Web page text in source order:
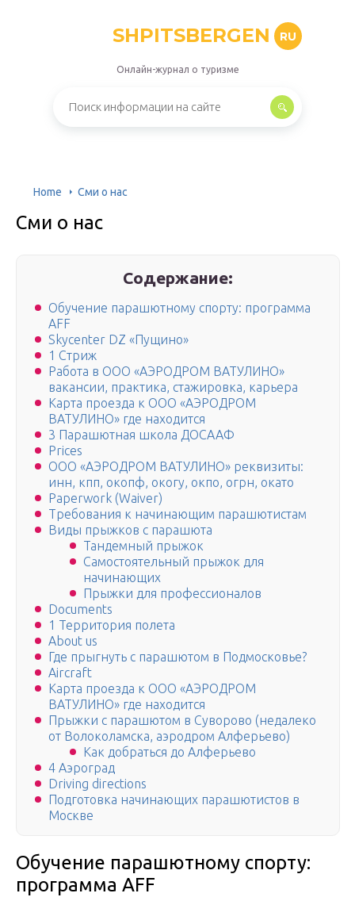
SHPITSBERGEN RU
Онлайн-журнал о туризме
Home Сми о нас
Сми о нас
Содержание:
Обучение парашютному спорту: программа
AFF
Skycenter DZ «Пущино»
1 Стриж
Работа в ООО «АЭРОДРОМ ВАТУЛИНО»
вакансии, практика, стажировка, карьера
Карта проезда к ООО «АЭРОДРОМ
ВАТУЛИНО» где находится
3 Парашютная школа ДОСААФ
Prices
ООО «АЭРОДРОМ ВАТУЛИНО» реквизиты:
инн, кпп, окопф, окогу, окпо, огрн, окато
Paperwork (Waiver)
Требования к начинающим парашютистам
Виды прыжков с парашюта
Тандемный прыжок
Самостоятельный прыжок для
начинающих
Прыжки для профессионалов
Documents
1 Территория полета
About us
Где прыгнуть с парашютом в Подмосковье?
Aircraft
Карта проезда к ООО «АЭРОДРОМ
ВАТУЛИНО» где находится
Прыжки с парашютом в Суворово (недалеко
от Волоколамска, аэродром Алферьево)
Как добраться до Алферьево
4 Аэроград
Driving directions
Подготовка начинающих парашютистов в
Москве
Обучение парашютному спорту:
программа AFF